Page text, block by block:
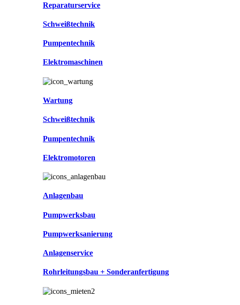
Reparaturservice
Schweißtechnik
Pumpentechnik
Elektromaschinen
Wartung
Schweißtechnik
Pumpentechnik
Elektromotoren
Anlagenbau
Pumpwerksbau
Pumpwerksanierung
Anlagenservice
Rohrleitungsbau + Sonderanfertigung